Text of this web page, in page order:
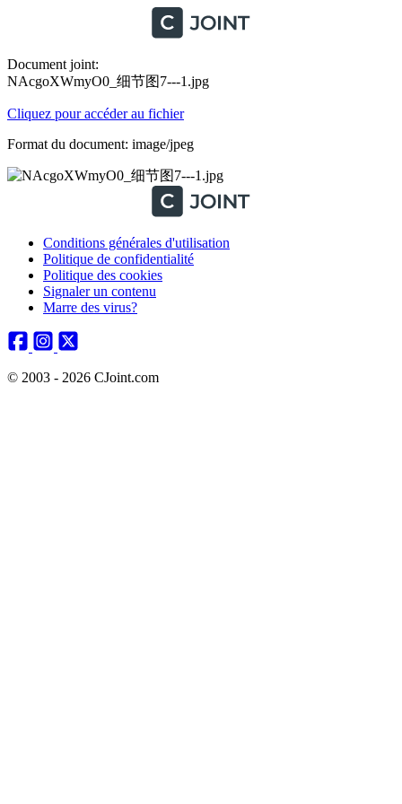
Document joint:
NAcgoXWmyO0_细节图7---1.jpg
Cliquez pour accéder au fichier
Format du document: image/jpeg
Conditions générales d'utilisation
Politique de confidentialité
Politique des cookies
Signaler un contenu
Marre des virus?
© 2003 - 2026 CJoint.com